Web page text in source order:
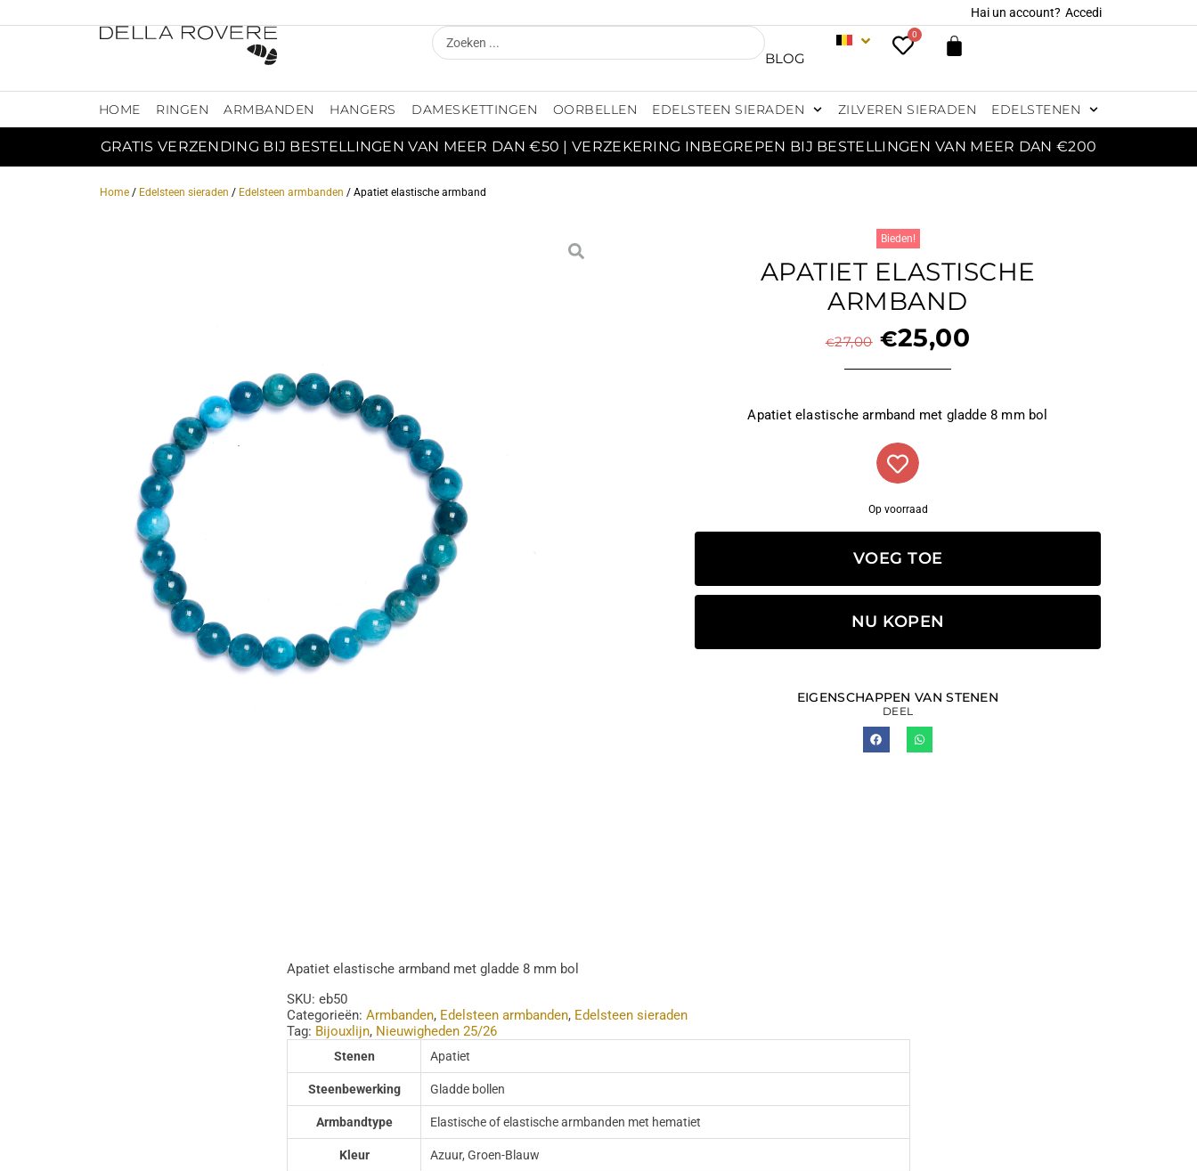
Hai un account? Accedi
BLOG
0
HOME RINGEN ARMBANDEN HANGERS DAMESKETTINGEN OORBELLEN EDELSTEEN SIERADEN ZILVEREN SIERADEN EDELSTENEN
GRATIS VERZENDING BIJ BESTELLINGEN VAN MEER DAN €50 | VERZEKERING INBEGREPEN BIJ BESTELLINGEN VAN MEER DAN €200
Home / Edelsteen sieraden / Edelsteen armbanden / Apatiet elastische armband
Bieden!
APATIET ELASTISCHE
ARMBAND
€27,00 €25,00
Apatiet elastische armband met gladde 8 mm bol
Op voorraad
VOEG TOE
NU KOPEN
EIGENSCHAPPEN VAN STENEN
DEEL
Apatiet elastische armband met gladde 8 mm bol
SKU: eb50
Categorieën: Armbanden, Edelsteen armbanden, Edelsteen sieraden
Tag: Bijouxlijn, Nieuwigheden 25/26
Stenen Apatiet
Steenbewerking Gladde bollen
Armbandtype Elastische of elastische armbanden met hematiet
Kleur Azuur, Groen-Blauw